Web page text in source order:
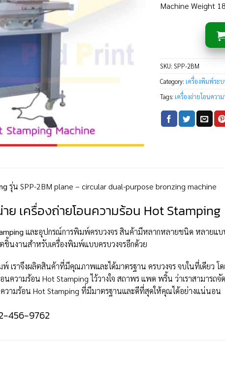
Machine Weight
SKU: SPP-2BM
Category: เครื่องพิมพ์ระ
Tags: เครื่องถ่ายโอนควา
รุ่น SPP-2BM plane – circular dual-purpose bronzing machine
เครื่องถ่ายโอนความร้อน Hot Stamping
และอุปกรณ์การพิมพ์ครบวงจร สินค้ามีหลากหลายชนิด หลายแบ
ชิ้นงานสำหรับเครื่องพิมพ์แบบครบวงจรอีกด้วย
เราจึงผลิตสินค้าที่มีคุณภาพและได้มาตรฐาน ครบวงจร จบในที่เดียว โ
นความร้อน Hot Stamping ไว้วางใจ สถาพร แพด พริ้น ว่าเราสามารถจั
วามร้อน Hot Stamping ที่มีมาตรฐานและดีที่สุดให้คุณได้อย่างแน่นอน
456-9762